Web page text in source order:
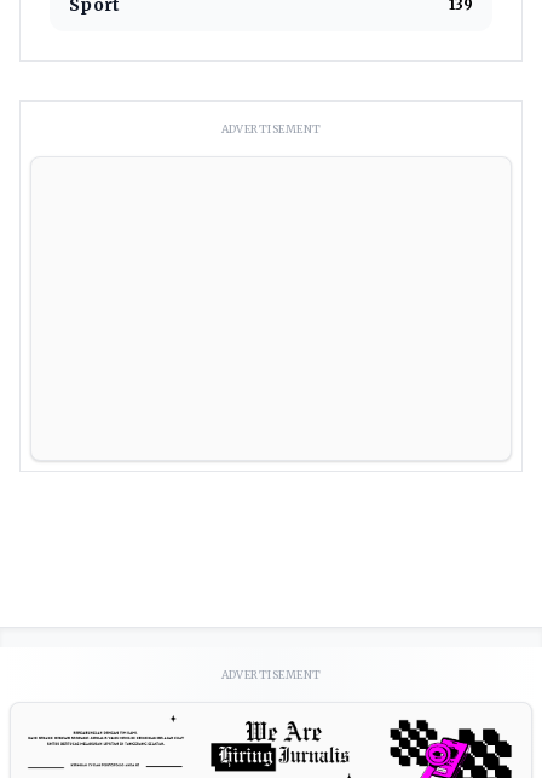
Sport 139
ADVERTISEMENT
ADVERTISEMENT